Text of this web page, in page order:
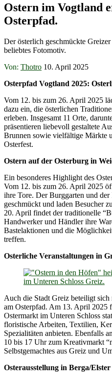
Ostern im Vogtland
Osterpfad.
Der österlich geschmückte
beliebtes Fotomotiv.
Von: Thotro 10. April 2025
Osterpfad Vogtland 2025:
Vom 12. bis zum 26. April 2025
dazu ein, die österlichen
erleben. Insgesamt 11 Orte,
präsentieren liebevoll gestaltete
Brunnen sowie vielfältige Märkte
Osterfest.
Ostern auf der Osterburg in
Ein besonderes Highlight des
Vom 12. bis zum 26. April 2025
ihre Tore. Der Burggarten und
geschmückt und laden Besucher
20. April findet der traditionelle
Handwerker und Händler ihre
Bastelaktionen und die
treffen.
Osterliche Veranstaltungen in
Auch die Stadt Greiz beteiligt
am Osterpfad. Am 13. April 2025
Ostermarkt im Unteren Schloss
floristische Arbeiten, Textilien,
Spezialitäten anbieten. Ebenfalls
10 bis 17 Uhr zum Kreativmarkt
Selbstgemachtes aus Greiz und
Osterausstellung in Berga/Elster